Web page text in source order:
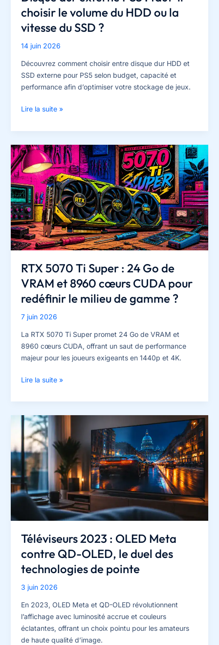
choisir le volume du HDD ou la
vitesse du SSD ?
14 juin 2026
Découvrez comment choisir entre disque dur HDD et
SSD externe pour PS5 selon budget, capacité et
performance afin d’optimiser votre stockage de jeux.
Disque
externe
PS5
:
faut-
il
choisir
le
volume
du
HDD
ou
vitesse
du
SSD
Lire la suite »
RTX 5070 Ti Super : 24 Go de
VRAM et 8960 cœurs CUDA pour
redéfinir le milieu de gamme ?
7 juin 2026
La RTX 5070 Ti Super promet 24 Go de VRAM et
8960 cœurs CUDA, offrant un saut de performance
majeur pour les joueurs exigeants en 1440p et 4K.
RTX
Ti
Super
:
24
Go
de
VRAM
et
8960
cœurs
CUDA
redéfinir
le
milieu
gamme
?
Lire la suite »
Téléviseurs 2023 : OLED Meta
contre QD-OLED, le duel des
technologies de pointe
3 juin 2026
En 2023, OLED Meta et QD-OLED révolutionnent
l’affichage avec luminosité accrue et couleurs
éclatantes, offrant un choix pointu pour les amateurs
de haute qualité d’image.